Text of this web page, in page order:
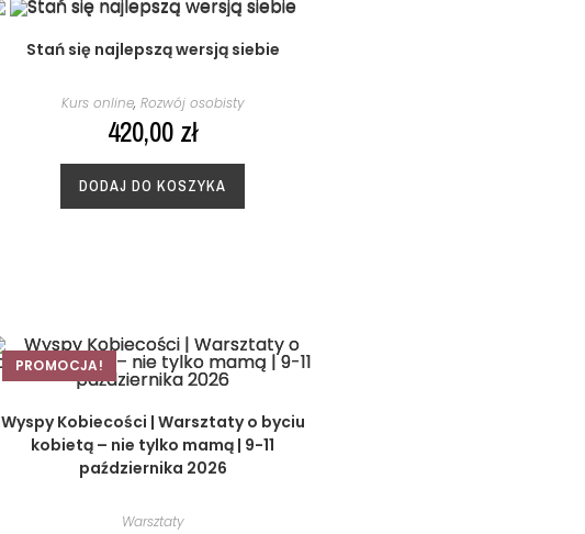
Stań się najlepszą wersją siebie
Kurs online, Rozwój osobisty
420,00 zł
DODAJ DO KOSZYKA
PROMOCJA!
Wyspy Kobiecości | Warsztaty o byciu
kobietą – nie tylko mamą | 9-11
października 2026
Warsztaty